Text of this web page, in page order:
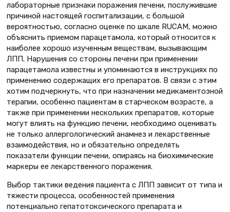
лабораторные признаки поражения печени, послужившие
причиной настоящей госпитализации, с большой
вероятностью, согласно оценке по шкале RUCAM, можно
объяснить приемом парацетамола, который относится к
наиболее хорошо изученным веществам, вызывающим
ЛПП. Нарушения со стороны печени при применении
парацетамола известны и упоминаются в инструкциях по
применению содержащих его препаратов. В связи с этим
хотим подчеркнуть, что при назначении медикаментозной
терапии, особенно пациентам в старческом возрасте, а
также при применении нескольких препаратов, которые
могут влиять на функцию печени, необходимо оценивать
не только аллергологический анамнез и лекарственные
взаимодействия, но и обязательно определять
показатели функции печени, опираясь на биохимические
маркеры ее лекарственного поражения.
Выбор тактики ведения пациента с ЛПП зависит от типа и
тяжести процесса, особенностей применения
потенциально гепатотоксического препарата и